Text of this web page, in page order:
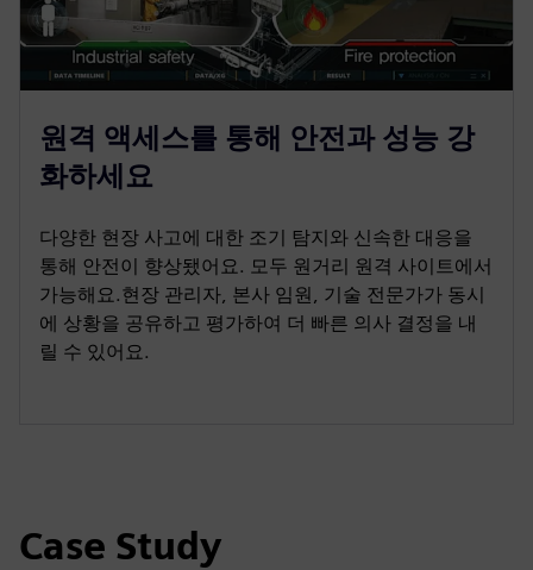
원격 액세스를 통해 안전과 성능 강
화하세요
다양한 현장 사고에 대한 조기 탐지와 신속한 대응을
통해 안전이 향상됐어요. 모두 원거리 원격 사이트에서
가능해요.현장 관리자, 본사 임원, 기술 전문가가 동시
에 상황을 공유하고 평가하여 더 빠른 의사 결정을 내
릴 수 있어요.
Case Study